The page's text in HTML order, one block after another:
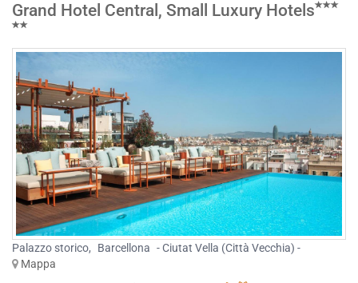
Grand Hotel Central, Small Luxury Hotels
Palazzo storico, Barcellona - Ciutat Vella (Città Vecchia) -
Mappa